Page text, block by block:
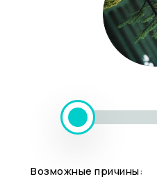
Возможные причины: